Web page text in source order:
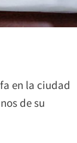
en la ciudad
de su